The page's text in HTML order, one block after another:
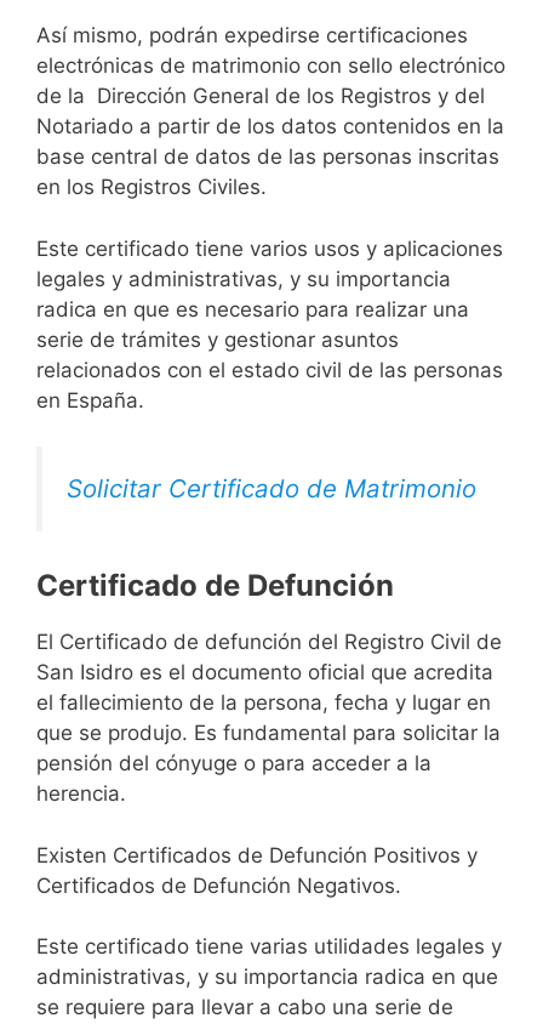
Así mismo, podrán expedirse certificaciones
electrónicas de matrimonio con sello electrónico
de la Dirección General de los Registros y del
Notariado a partir de los datos contenidos en la
base central de datos de las personas inscritas
en los Registros Civiles.
Este certificado tiene varios usos y aplicaciones
legales y administrativas, y su importancia
radica en que es necesario para realizar una
serie de trámites y gestionar asuntos
relacionados con el estado civil de las personas
en España.
Solicitar Certificado de Matrimonio
Certificado de Defunción
El Certificado de defunción del Registro Civil de
San Isidro es el documento oficial que acredita
el fallecimiento de la persona, fecha y lugar en
que se produjo. Es fundamental para solicitar la
pensión del cónyuge o para acceder a la
herencia.
Existen Certificados de Defunción Positivos y
Certificados de Defunción Negativos.
Este certificado tiene varias utilidades legales y
administrativas, y su importancia radica en que
se requiere para llevar a cabo una serie de